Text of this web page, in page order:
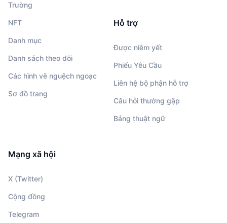
Trường
NFT
Danh mục
Danh sách theo dõi
Các hình vẽ nguệch ngoạc
Sơ đồ trang
Hỗ trợ
Được niêm yết
Phiếu Yêu Cầu
Liên hệ bộ phận hỗ trợ
Câu hỏi thường gặp
Bảng thuật ngữ
Mạng xã hội
X (Twitter)
Cộng đồng
Telegram